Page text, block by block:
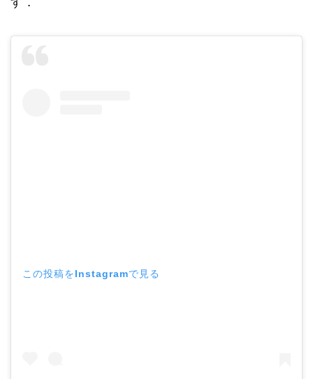
この投稿をInstagramで見る